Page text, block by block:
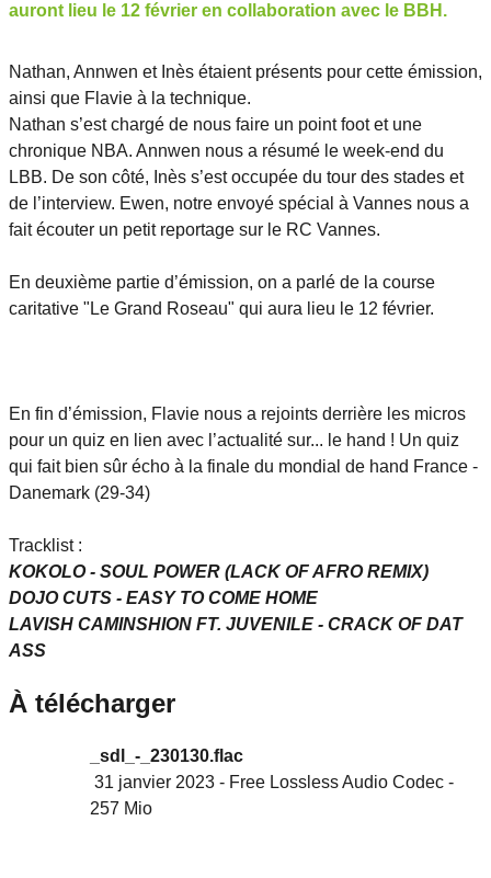
auront lieu le 12 février en collaboration avec le BBH.
Nathan, Annwen et Inès étaient présents pour cette émission,
ainsi que Flavie à la technique.
Nathan s’est chargé de nous faire un point foot et une
chronique NBA. Annwen nous a résumé le week-end du
LBB. De son côté, Inès s’est occupée du tour des stades et
de l’interview. Ewen, notre envoyé spécial à Vannes nous a
fait écouter un petit reportage sur le RC Vannes.
En deuxième partie d’émission, on a parlé de la course
caritative "Le Grand Roseau" qui aura lieu le 12 février.
En fin d’émission, Flavie nous a rejoints derrière les micros
pour un quiz en lien avec l’actualité sur... le hand ! Un quiz
qui fait bien sûr écho à la finale du mondial de hand France -
Danemark (29-34)
Tracklist :
KOKOLO - SOUL POWER (LACK OF AFRO REMIX)
DOJO CUTS - EASY TO COME HOME
LAVISH CAMINSHION FT. JUVENILE - CRACK OF DAT
ASS
À télécharger
_sdl_-_230130.flac
31 janvier 2023 - Free Lossless Audio Codec -
257 Mio